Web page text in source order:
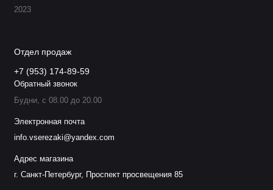
2023
Отдел продаж
+7 (953) 174-89-59
Обратный звонок
Будни, с 08.00 до 20.00
Электронная почта
info.vserezaki@yandex.com
Адрес магазина
г. Санкт-Петербург, Проспект просвещения 85